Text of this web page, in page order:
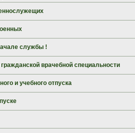
службы !
врачебной специальности
и учебного отпуска